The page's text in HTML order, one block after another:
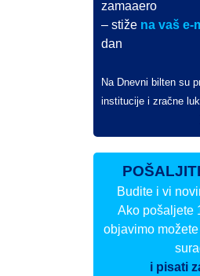
zamaaero
– stiže na vaš e-
dan
Na Dnevni bilten su
institucije i zračne
Budite i vi
Ako pošaljete
objavimo
i pisati